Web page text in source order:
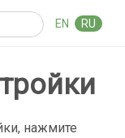
EN RU
нажмите